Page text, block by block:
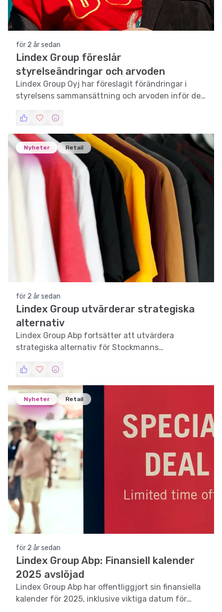
för 2 år sedan
Lindex Group föreslår
styrelseändringar och arvoden
Lindex Group Oyj har föreslagit förändringar i
styrelsens sammansättning och arvoden inför den
Nyheter Retail
för 2 år sedan
Lindex Group utvärderar strategiska
alternativ
Lindex Group Abp fortsätter att utvärdera
strategiska alternativ för Stockmanns
Nyheter Retail
för 2 år sedan
Lindex Group Abp: Finansiell kalender
2025 avslöjad
Lindex Group Abp har offentliggjort sin finansiella
kalender för 2025, inklusive viktiga datum för